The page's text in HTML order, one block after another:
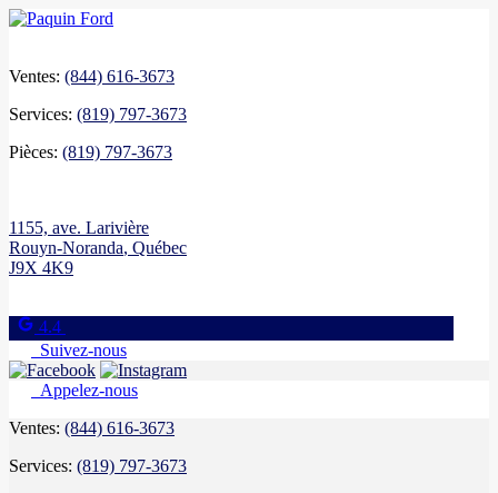
Ventes: (844) 616-3673
Services: (819) 797-3673
Pièces: (819) 797-3673
1155, ave. Larivière
Rouyn-Noranda, Québec
J9X 4K9
4.4
Suivez-nous
Appelez-nous
Ventes: (844) 616-3673
Services: (819) 797-3673